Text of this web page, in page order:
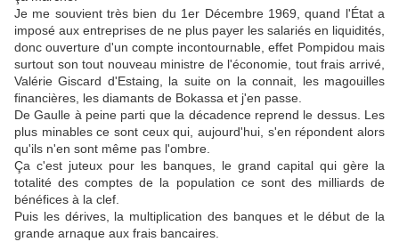
Je me souvient très bien du 1er Décembre 1969, quand l'État a
imposé aux entreprises de ne plus payer les salariés en liquidités,
donc ouverture d'un compte incontournable, effet Pompidou mais
surtout son tout nouveau ministre de l'économie, tout frais arrivé,
Valérie Giscard d'Estaing, la suite on la connait, les magouilles
financières, les diamants de Bokassa et j'en passe.
De Gaulle à peine parti que la décadence reprend le dessus. Les
plus minables ce sont ceux qui, aujourd'hui, s'en répondent alors
qu'ils n'en sont même pas l'ombre.
Ça c'est juteux pour les banques, le grand capital qui gère la
totalité des comptes de la population ce sont des milliards de
bénéfices à la clef.
Puis les dérives, la multiplication des banques et le début de la
grande arnaque aux frais bancaires.